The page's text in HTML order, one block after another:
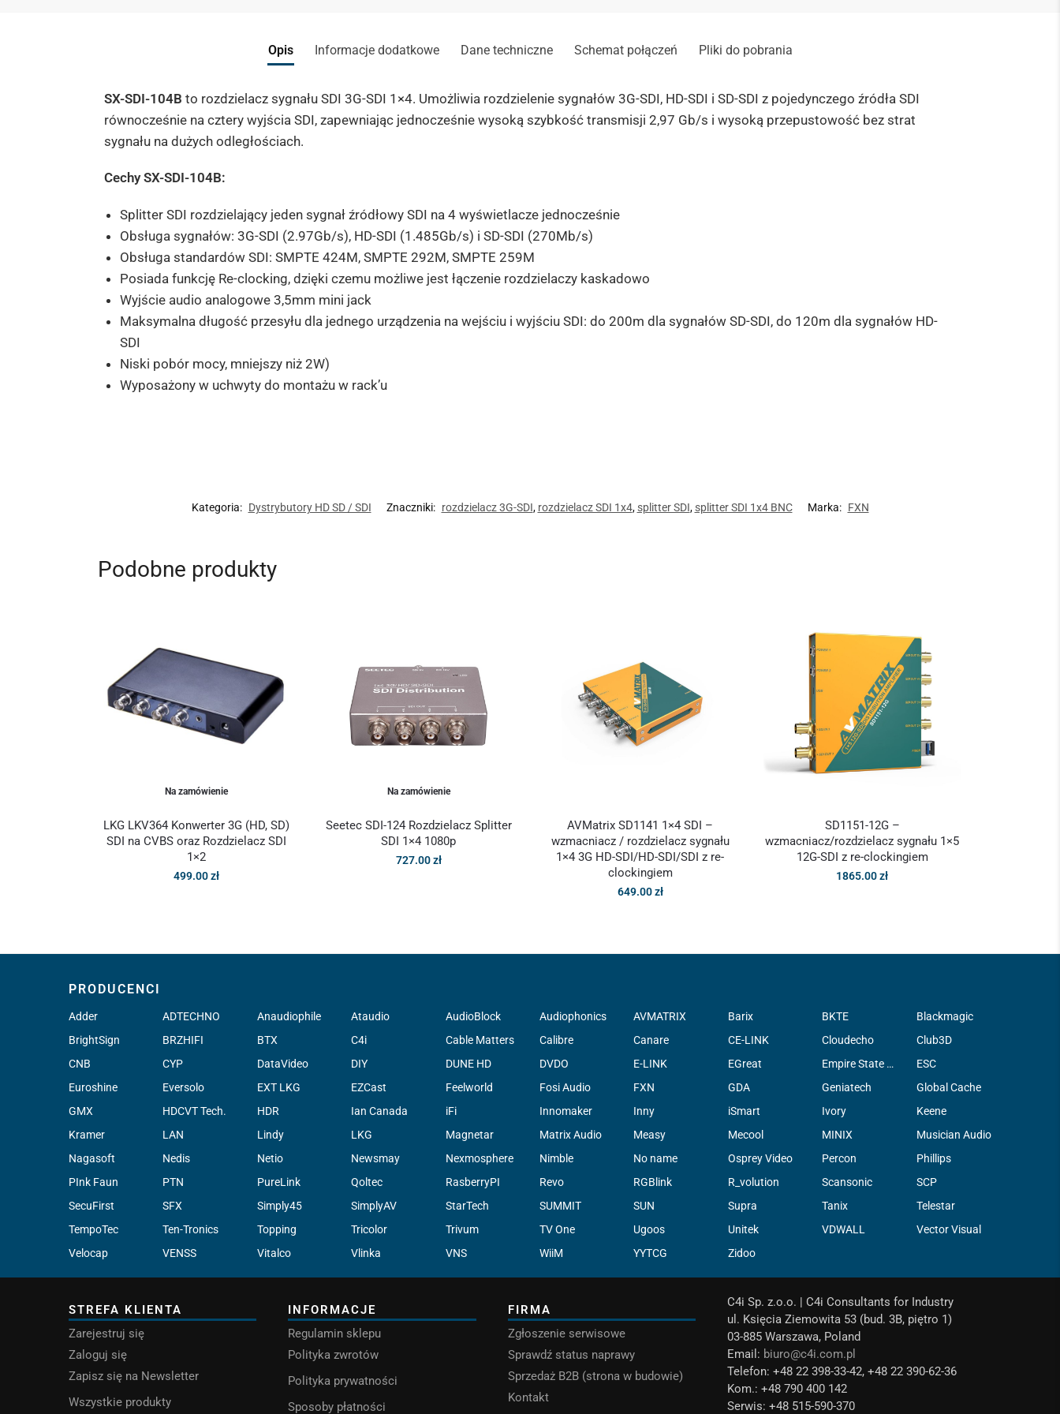
Opis Informacje dodatkowe Dane techniczne Schemat połączeń Pliki do pobrania
SX-SDI-104B to rozdzielacz sygnału SDI 3G-SDI 1×4. Umożliwia rozdzielenie sygnałów 3G-SDI, HD-SDI i SD-SDI z pojedynczego źródła SDI
równocześniena cztery wyjścia SDI, zapewniając jednocześnie wysoką szybkość transmisji 2,97 Gb/s i wysoką przepustowość bez strat
sygnału na dużych odległościach.
CechySX-SDI-104B:
Splitter SDI rozdzielający jeden sygnał źródłowy SDI na 4 wyświetlacze jednocześnie
Obsługa sygnałów: 3G-SDI (2.97Gb/s), HD-SDI (1.485Gb/s) i SD-SDI (270Mb/s)
Obsługa standardów SDI: SMPTE 424M, SMPTE 292M, SMPTE 259M
Posiada funkcję Re-clocking, dzięki czemu możliwe jest łączenie rozdzielaczy kaskadowo
Wyjście audio analogowe 3,5mm mini jack
Maksymalna długość przesyłu dla jednego urządzenia na wejściu i wyjściu SDI: do 200m dla sygnałów SD-SDI, do 120m dla sygnałów HD-
SDI
Niski pobór mocy, mniejszy niż 2W)
Wyposażony w uchwyty do montażu w rack’u
Kategoria: Dystrybutory HD SD / SDI Znaczniki: rozdzielacz 3G-SDI, rozdzielacz SDI 1x4, splitter SDI, splitter SDI 1x4 BNC Marka: FXN
Podobne produkty
Na zamówienie
LKG LKV364 Konwerter 3G (HD, SD)
SDI na CVBS oraz Rozdzielacz SDI
1×2
499.00zł
Na zamówienie
Seetec SDI-124 Rozdzielacz Splitter
SDI 1×4 1080p
727.00zł
AVMatrix SD1141 1×4 SDI –
wzmacniacz / rozdzielacz sygnału
1×4 3G HD-SDI/HD-SDI/SDI z re-
clockingiem
649.00zł
SD1151-12G –
wzmacniacz/rozdzielacz sygnału 1×5
12G-SDI z re-clockingiem
1865.00zł
PRODUCENCI
Adder ADTECHNO Anaudiophile Ataudio AudioBlock Audiophonics AVMATRIX Barix BKTE
Blackmagic
BrightSign
BRZHIFI BTX C4i Cable Matters Calibre Canare CE-LINK Cloudecho
Club3D
CNB
CYP DataVideo DIY DUNE HD DVDO E-LINK EGreat Empire State Filter Company, INC.
ESC
Euroshine
Eversolo EXT LKG EZCast Feelworld Fosi Audio FXN GDA Geniatech
Global Cache
GMX
HDCVT Tech. HDR Ian Canada iFi Innomaker Inny iSmart Ivory
Keene
Kramer
LAN Lindy LKG Magnetar Matrix Audio Measy Mecool MINIX
Musician Audio
Nagasoft
Nedis Netio Newsmay Nexmosphere Nimble No name Osprey Video Percon
Phillips
PInk Faun
PTN PureLink Qoltec RasberryPI Revo RGBlink R_volution Scansonic
SCP
SecuFirst
SFX Simply45 SimplyAV StarTech SUMMIT SUN Supra Tanix
Telestar
TempoTec
Ten-Tronics Topping Tricolor Trivum TV One Ugoos Unitek VDWALL
Vector Visual
Velocap
VENSS Vitalco Vlinka VNS WiiM YYTCG Zidoo
STREFA KLIENTA
Zarejestruj się
Zaloguj się
Zapisz się na Newsletter
Wszystkie produkty
INFORMACJE
Regulamin sklepu
Polityka zwrotów
Polityka prywatności
Sposoby płatności
FIRMA
Zgłoszenie serwisowe
Sprawdź status naprawy
Sprzedaż B2B (strona w budowie)
Kontakt
C4i Sp. z.o.o. | C4i Consultants for Industry
ul. Księcia Ziemowita 53 (bud. 3B, piętro 1)
03-885 Warszawa, Poland
Email: biuro@c4i.com.pl
Telefon: +48 22 398-33-42, +48 22 390-62-36
Kom.: +48 790 400 142
Serwis: +48 515-590-370